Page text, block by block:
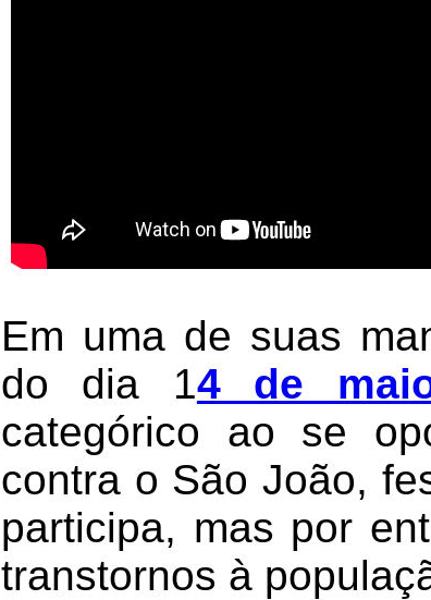
Em uma de suas
do dia 14 de
categórico ao se
contra o São João,
participa, mas por
transtornos à